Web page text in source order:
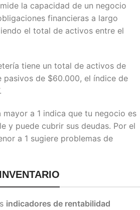
la capacidad de un negocio
financieras a largo
el total de activos entre el
tiene un total de activos de
pasivos de $60.000, el índice de
mayor a 1 indica que tu negocio es
y puede cubrir sus deudas. Por el
a 1 sugiere problemas de
indicadores de rentabilidad